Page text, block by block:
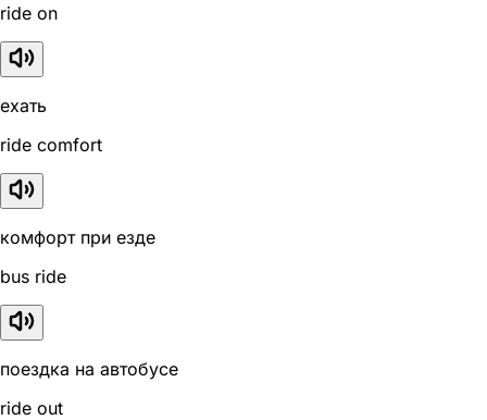
ride on
ехать
ride comfort
комфорт при езде
bus ride
поездка на автобусе
ride out